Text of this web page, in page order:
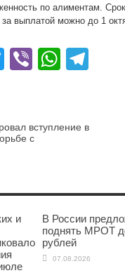
по алиментам.
выплатой можно до 1
Twitter
Viber
вступление в
с
и
В России
поднять МРОТ
рублей
07.08.2026